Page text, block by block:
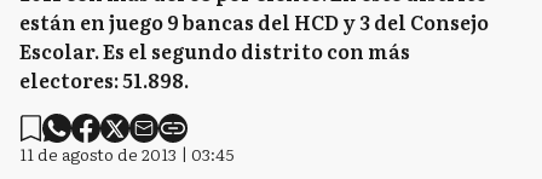
están en juego 9 bancas del HCD y 3 del Consejo
Escolar. Es el segundo distrito con más
electores: 51.898.
11 de agosto de 2013 | 03:45